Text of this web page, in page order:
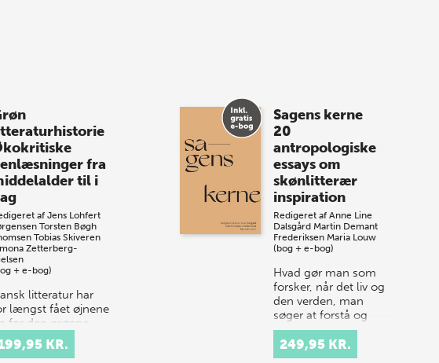
Spar op til 70% til
sommer-lagersalg!
Vi gentager succesen og inviterer igen i
år til vores store sommer-lagersalg,
så sæt kryds i kalenderen onsdag den
10. j…
fra
til i
af Jens Lohfert
Torsten Bøgh
Tobias Skiveren
Zetterberg-
+ e-bog)
litteratur har
længst fået øjnene
for den grønne
I
er værker
KR.
Sagens kerne
20
antropologiske
essays om
skønlitterær
inspiration
Redigeret afAnne Line
Dalsgård Martin Demant
Frederiksen Maria Louw
(bog + e-bog)
Hvad gør man som
forsker, når det liv og
den verden, man
søger at forstå og
beskrive, er så meget
mere – og nogle
gange mindre – end
249,95 KR.